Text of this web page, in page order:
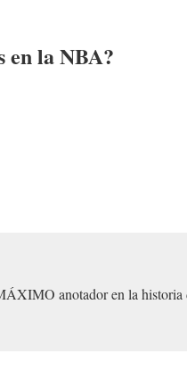
en la NBA?
anotador en la historia